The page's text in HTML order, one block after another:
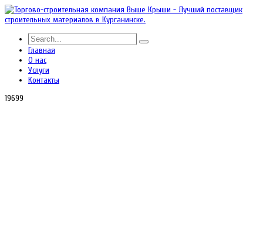
Главная
О нас
Услуги
Контакты
19699